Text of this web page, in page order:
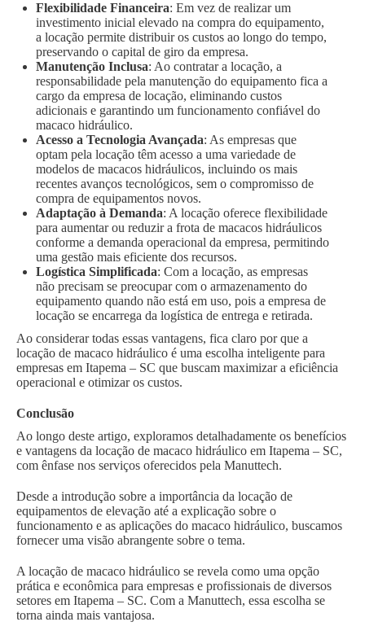
Flexibilidade Financeira: Em vez de realizar um
investimento inicial elevado na compra do equipamento,
a locação permite distribuir os custos ao longo do tempo,
preservando o capital de giro da empresa.
Manutenção Inclusa: Ao contratar a locação, a
responsabilidade pela manutenção do equipamento fica a
cargo da empresa de locação, eliminando custos
adicionais e garantindo um funcionamento confiável do
macaco hidráulico.
Acesso a Tecnologia Avançada: As empresas que
optam pela locação têm acesso a uma variedade de
modelos de macacos hidráulicos, incluindo os mais
recentes avanços tecnológicos, sem o compromisso de
compra de equipamentos novos.
Adaptação à Demanda: A locação oferece flexibilidade
para aumentar ou reduzir a frota de macacos hidráulicos
conforme a demanda operacional da empresa, permitindo
uma gestão mais eficiente dos recursos.
Logística Simplificada: Com a locação, as empresas
não precisam se preocupar com o armazenamento do
equipamento quando não está em uso, pois a empresa de
locação se encarrega da logística de entrega e retirada.
Ao considerar todas essas vantagens, fica claro por que a
locação de macaco hidráulico é uma escolha inteligente para
empresas em Itapema – SC que buscam maximizar a eficiência
operacional e otimizar os custos.
Conclusão
Ao longo deste artigo, exploramos detalhadamente os benefícios
e vantagens da locação de macaco hidráulico em Itapema – SC,
com ênfase nos serviços oferecidos pela Manuttech.
Desde a introdução sobre a importância da locação de
equipamentos de elevação até a explicação sobre o
funcionamento e as aplicações do macaco hidráulico, buscamos
fornecer uma visão abrangente sobre o tema.
A locação de macaco hidráulico se revela como uma opção
prática e econômica para empresas e profissionais de diversos
setores em Itapema – SC. Com a Manuttech, essa escolha se
torna ainda mais vantajosa.